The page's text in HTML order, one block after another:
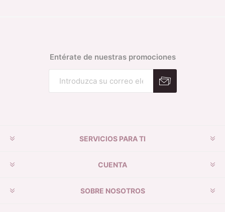
Entérate de nuestras promociones
SERVICIOS PARA TI
CUENTA
SOBRE NOSOTROS